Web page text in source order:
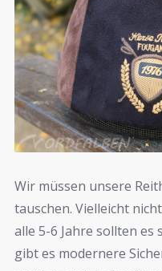
Wir müssen unsere
tauschen. Vielleicht
alle 5-6 Jahre sollten es
gibt es modernere